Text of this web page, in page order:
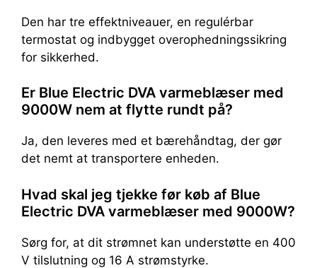
Den har tre effektniveauer, en regulérbar
termostat og indbygget overophedningssikring
for sikkerhed.
Er Blue Electric DVA varmeblæser med
9000W nem at flytte rundt på?
Ja, den leveres med et bærehåndtag, der gør
det nemt at transportere enheden.
Hvad skal jeg tjekke før køb af Blue
Electric DVA varmeblæser med 9000W?
Sørg for, at dit strømnet kan understøtte en 400
V tilslutning og 16 A strømstyrke.